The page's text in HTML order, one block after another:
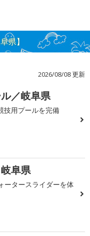
県】
2026/08/08 更新
／岐阜県
技用プールを完備
阜県
ータースライダーを体